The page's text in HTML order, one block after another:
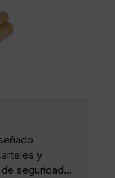
y
seguridad…